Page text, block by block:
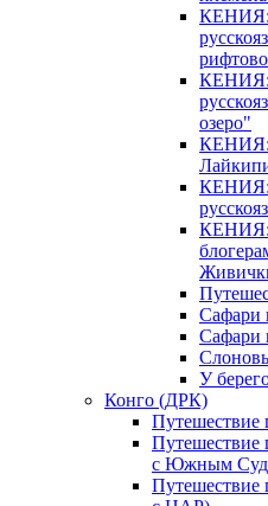
КЕНИЯ:
КЕНИЯ:
озеро"
КЕНИЯ:
КЕНИЯ:
КЕНИЯ:
Сафари
Сафари
У
Конго (ДРК)
Путешествие
Путешествие
с Южным
Путешествие